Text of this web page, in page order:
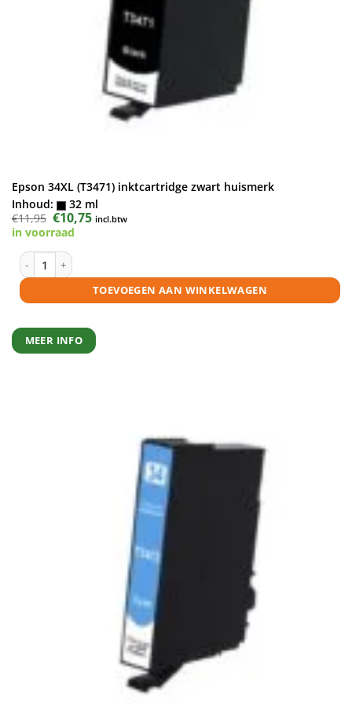
Epson 34XL (T3471) inktcartridge zwart huismerk
Inhoud:
32 ml
€11,95 Oorspronkelijke
prijs
was:
€10,75Huidige
prijs
incl.btw
in voorraad
Epson 34XL (T3471) inktcartridge zwart huismerk aantal
TOEVOEGEN AAN WINKELWAGEN
MEER INFO